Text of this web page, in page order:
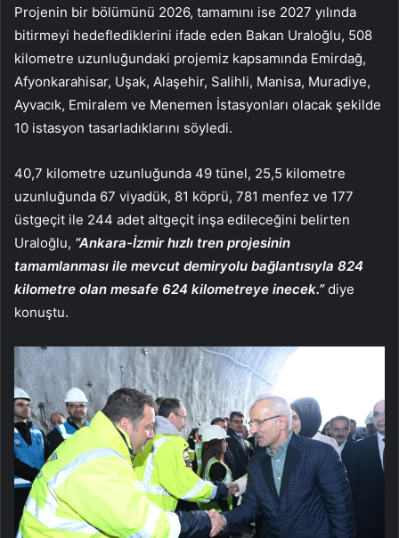
Projenin bir bölümünü 2026, tamamını ise 2027 yılında
bitirmeyi hedeflediklerini ifade eden Bakan Uraloğlu, 508
kilometre uzunluğundaki projemiz kapsamında Emirdağ,
Afyonkarahisar, Uşak, Alaşehir, Salihli, Manisa, Muradiye,
Ayvacık, Emiralem ve Menemen İstasyonları olacak şekilde
10 istasyon tasarladıklarını söyledi.
40,7 kilometre uzunluğunda 49 tünel, 25,5 kilometre
uzunluğunda 67 viyadük, 81 köprü, 781 menfez ve 177
üstgeçit ile 244 adet altgeçit inşa edileceğini belirten
Uraloğlu, “Ankara-İzmir hızlı tren projesinin
tamamlanması ile mevcut demiryolu bağlantısıyla 824
kilometre olan mesafe 624 kilometreye inecek.”diye
konuştu.